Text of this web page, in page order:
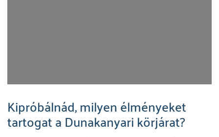
Kipróbálnád, milyen élményeket
tartogat a Dunakanyari körjárat?